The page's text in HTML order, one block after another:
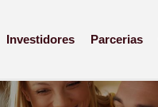
Investidores Parcerias